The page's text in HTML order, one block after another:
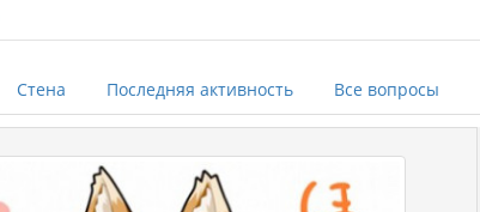
Стена Последняя активность Все вопросы